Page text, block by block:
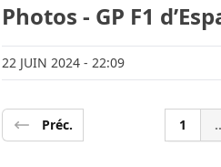
Photos - GP F1
22 JUIN 2024 - 22:09
Préc. 1